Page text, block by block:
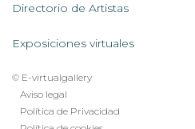
Directorio de Artistas
Exposiciones virtuales
Legal
© E-virtualgallery
Aviso legal
Política de Privacidad